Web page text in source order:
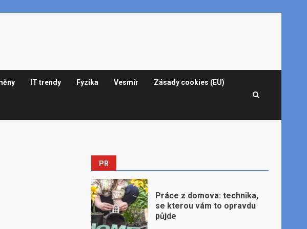
IT trendy Fyzika Vesmír Zásady cookies (EU)
PR
Práce z domova: technika,
se kterou vám to opravdu
půjde